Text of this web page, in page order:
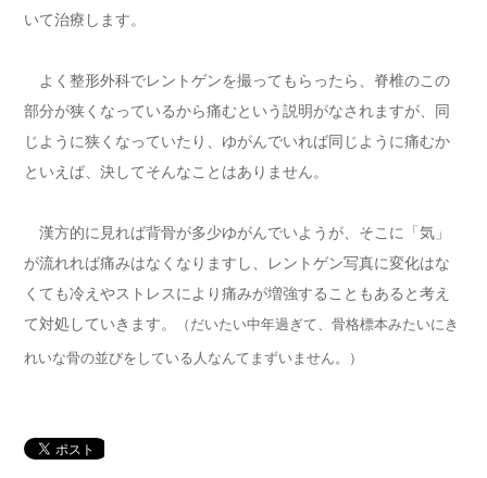
いて治療します。
よく整形外科でレントゲンを撮ってもらったら、脊椎のこの
部分が狭くなっているから痛むという説明がなされますが、同
じように狭くなっていたり、ゆがんでいれば同じように痛むか
といえば、決してそんなことはありません。
漢方的に見れば背骨が多少ゆがんでいようが、そこに「気」
が流れれば痛みはなくなりますし、レントゲン写真に変化はな
くても冷えやストレスにより痛みが増強することもあると考え
て対処していきます。
（だいたい中年過ぎて、骨格標本みたいにき
れいな骨の並びをしている人なんてまずいません。）